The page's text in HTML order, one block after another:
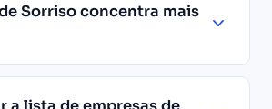
Sorriso concentra mais